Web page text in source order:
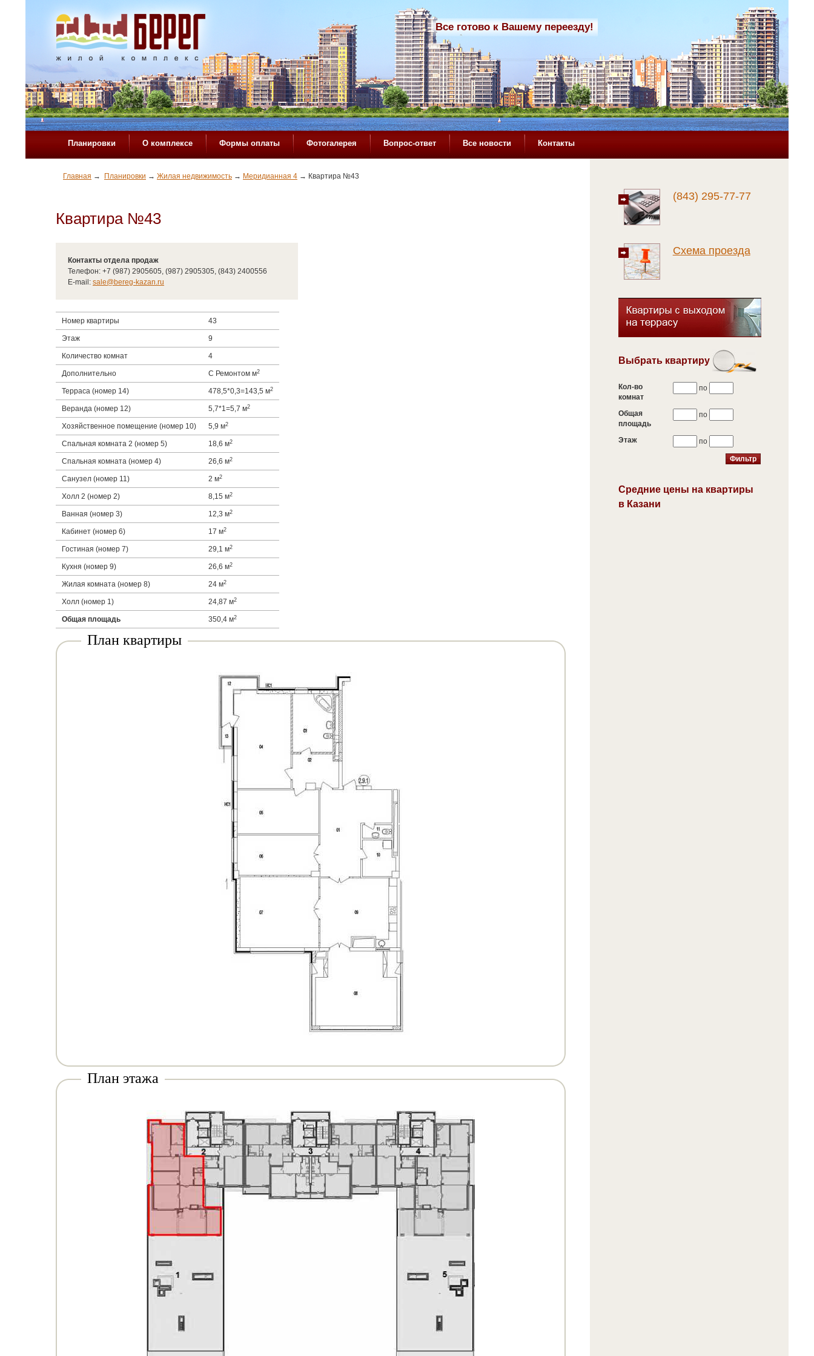
Все готово к Вашему переезду!
Планировки О комплексе Формы оплаты Фотогалерея Вопрос-ответ Все новости Контакты
Главная → Планировки → Жилая недвижимость → Меридианная 4 → Квартира №43
Квартира №43
Контакты отдела продаж
Телефон: +7 (987) 2905605, (987) 2905305, (843) 2400556
E-mail: sale@bereg-kazan.ru
Номер квартиры 43
Этаж 9
Количество комнат 4
Дополнительно С Ремонтом м2
Терраса (номер 14) 478,5*0,3=143,5 м2
Веранда (номер 12) 5,7*1=5,7 м2
Хозяйственное помещение (номер 10) 5,9 м2
Спальная комната 2 (номер 5) 18,6 м2
Спальная комната (номер 4) 26,6 м2
Санузел (номер 11) 2 м2
Холл 2 (номер 2) 8,15 м2
Ванная (номер 3) 12,3 м2
Кабинет (номер 6) 17 м2
Гостиная (номер 7) 29,1 м2
Кухня (номер 9) 26,6 м2
Жилая комната (номер 8) 24 м2
Холл (номер 1) 24,87 м2
Общая площадь 350,4 м2
План квартиры
План этажа
(843) 295-77-77
Схема проезда
Выбрать квартиру
Кол-во
комнат
по
Общая
площадь
по
Этаж по
Средние цены на квартиры
в Казани